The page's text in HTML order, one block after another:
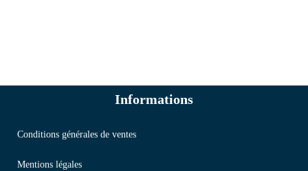
Informations
Conditions générales de ventes
Mentions légales